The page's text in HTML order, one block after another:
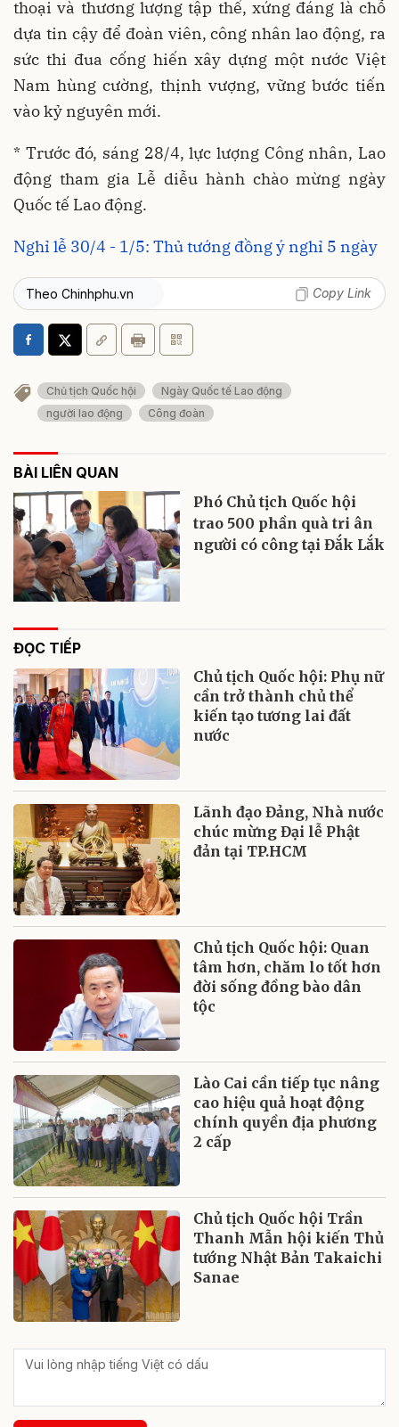
thoại và thương lượng tập thể, xứng đáng là chỗ
dựa tin cậy để đoàn viên, công nhân lao động, ra
sức thi đua cống hiến xây dựng một nước Việt
Nam hùng cường, thịnh vượng, vững bước tiến
vào kỷ nguyên mới.
* Trước đó, sáng 28/4, lực lượng Công nhân, Lao
động tham gia Lễ diễu hành chào mừng ngày
Quốc tế Lao động.
Nghỉ lễ 30/4 - 1/5: Thủ tướng đồng ý nghỉ 5 ngày
Theo Chinhphu.vn Copy Link
Chủ tịch Quốc hội
Ngày Quốc tế Lao động
người lao động
Công đoàn
BÀI LIÊN QUAN
Phó Chủ tịch Quốc hội
trao 500 phần quà tri ân
người có công tại Đắk Lắk
ĐỌC TIẾP
Chủ tịch Quốc hội: Phụ nữ
cần trở thành chủ thể
kiến tạo tương lai đất
nước
Lãnh đạo Đảng, Nhà nước
chúc mừng Đại lễ Phật
đản tại TP.HCM
Chủ tịch Quốc hội: Quan
tâm hơn, chăm lo tốt hơn
đời sống đồng bào dân
tộc
Lào Cai cần tiếp tục nâng
cao hiệu quả hoạt động
chính quyền địa phương
2 cấp
Chủ tịch Quốc hội Trần
Thanh Mẫn hội kiến Thủ
tướng Nhật Bản Takaichi
Sanae